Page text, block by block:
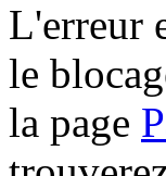
L'erreur
le
la page